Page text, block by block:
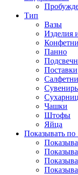
Тип
Вазы
Изделия
Панно
Поставки
Чашки
Штофы
Яйца
Показывать по